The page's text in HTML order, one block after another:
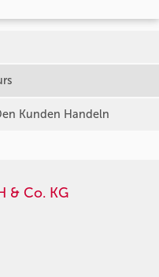
Kunden Handeln
& Co. KG